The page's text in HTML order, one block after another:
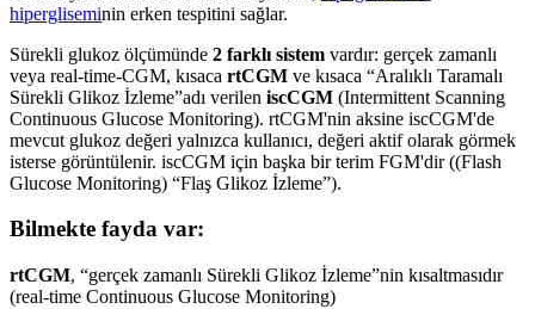
hipergliseminin erken tespitini sağlar.
Sürekli glukoz ölçümünde 2 farklı sistem vardır: gerçek zamanlı
veya real-time-CGM, kısaca rtCGM ve kısaca “Aralıklı Taramalı
Sürekli Glikoz İzleme”adı verilen iscCGM (Intermittent Scanning
Continuous Glucose Monitoring). rtCGM'nin aksine iscCGM'de
mevcut glukoz değeri yalnızca kullanıcı, değeri aktif olarak görmek
isterse görüntülenir. iscCGM için başka bir terim FGM'dir ((Flash
Glucose Monitoring) “Flaş Glikoz İzleme”).
Bilmekte fayda var:
rtCGM, “gerçek zamanlı Sürekli Glikoz İzleme”nin kısaltmasıdır
(real-time Continuous Glucose Monitoring)